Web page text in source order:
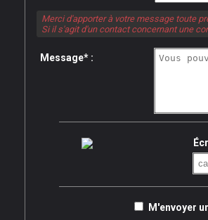
Merci d'apporter à votre message toute
Si il s'agit d'un contact concernant une
Message* :
M'envoyer